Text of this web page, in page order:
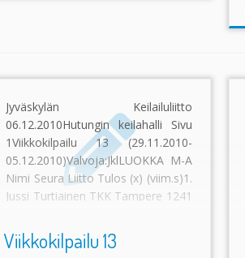
Jyväskylän Keilailuliitto
06.12.2010Hutungin keilahalli Sivu
1Viikkokilpailu 13 (29.11.2010-
05.12.2010)Valvoja:JklLUOKKA M-A
Nimi Seura Liitto Tulos (x) (viim.s)1.
Jussi Turtiainen TKK Tampere 1241
Jyväskylä 1221 (34) (217)– – […]
Viikkokilpailu 13